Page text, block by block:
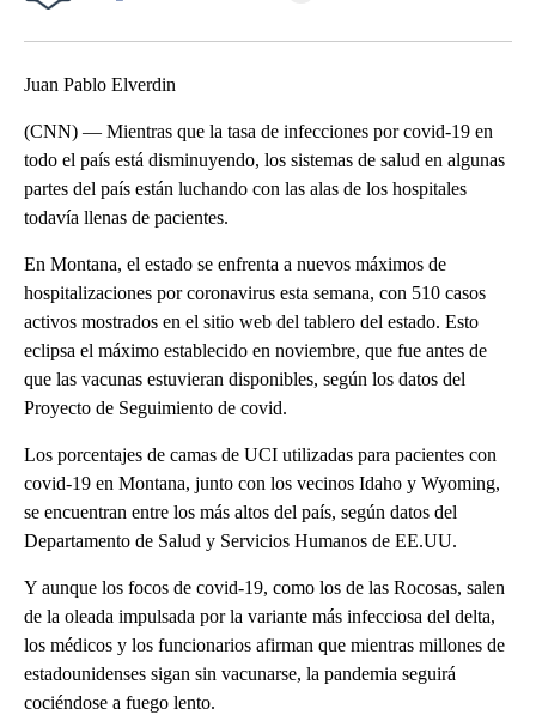
Juan Pablo Elverdin
(CNN) — Mientras que la tasa de infecciones por covid-19 en
todo el país está disminuyendo, los sistemas de salud en algunas
partes del país están luchando con las alas de los hospitales
todavía llenas de pacientes.
En Montana, el estado se enfrenta a nuevos máximos de
hospitalizaciones por coronavirus esta semana, con 510 casos
activos mostrados en el sitio web del tablero del estado. Esto
eclipsa el máximo establecido en noviembre, que fue antes de
que las vacunas estuvieran disponibles, según los datos del
Proyecto de Seguimiento de covid.
Los porcentajes de camas de UCI utilizadas para pacientes con
covid-19 en Montana, junto con los vecinos Idaho y Wyoming,
se encuentran entre los más altos del país, según datos del
Departamento de Salud y Servicios Humanos de EE.UU.
Y aunque los focos de covid-19, como los de las Rocosas, salen
de la oleada impulsada por la variante más infecciosa del delta,
los médicos y los funcionarios afirman que mientras millones de
estadounidenses sigan sin vacunarse, la pandemia seguirá
cociéndose a fuego lento.